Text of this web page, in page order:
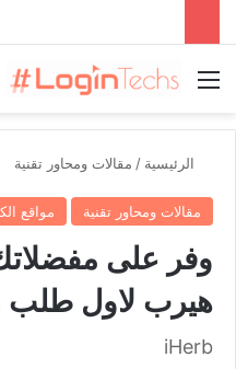
القائمة
الرئيسية / مقالات ومحاور تقنية
مقالات ومحاور تقنية مواقع
وفر على
هيرب لاول
iHerb